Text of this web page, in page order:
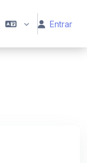
Entrar